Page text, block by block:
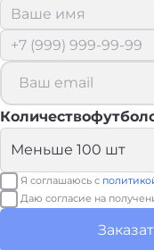
Я соглашаюсь с
Даю согласие на